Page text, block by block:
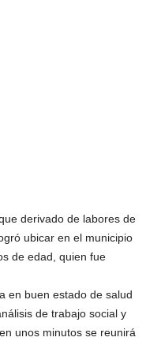
derivado de labores de
ubicar en el municipio
de edad, quien fue
en buen estado de salud
de trabajo social y
unos minutos se reunirá